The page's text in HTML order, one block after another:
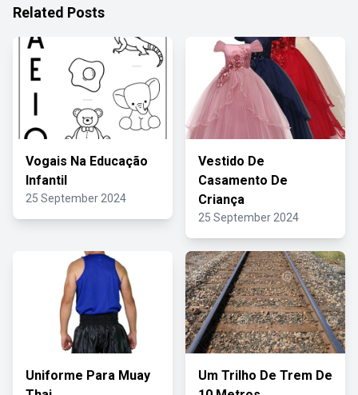
Related Posts
Vogais Na Educação
Infantil
25 September 2024
Vestido De
Casamento De
Criança
25 September 2024
Uniforme Para Muay
Um Trilho De Trem De